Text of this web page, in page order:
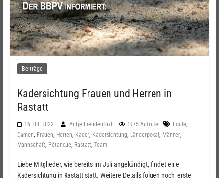
Beiträge
Kadersichtung Frauen und Herren in
Rastatt
16. 08. 2022 Antje Freudenthal 1975 Aufrufe Boule,
Damen, Frauen, Herren, Kader, Kadersichtung, Länderpokal , Männer,
Mannschaft, Pétanque, Rastatt, Team
Liebe Mitglieder, wie bereits im Juli angekündigt, findet eine
Kadersichtung in Rastatt statt. Weitere Details folgen noch, erste